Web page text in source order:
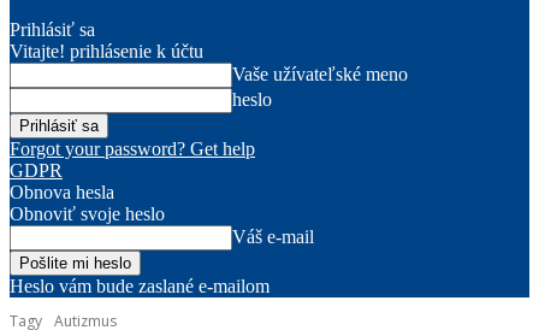
Prihlásiť sa
Vitajte! prihlásenie k účtu
Vaše užívateľské meno
heslo
Forgot your password? Get help
GDPR
Obnova hesla
Obnoviť svoje heslo
Váš e-mail
Heslo vám bude zaslané e-mailom
Tagy Autizmus